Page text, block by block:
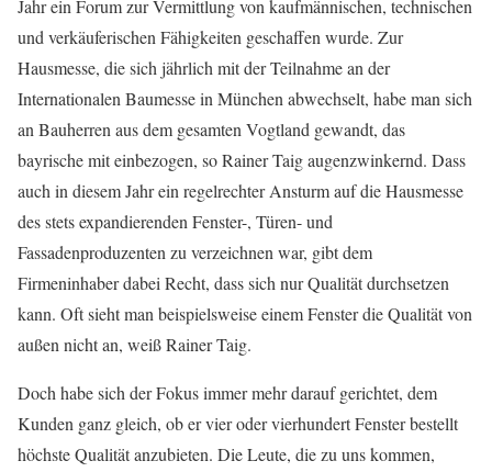
Jahr ein Forum zur Vermittlung von kaufmännischen, technischen
und verkäuferischen Fähigkeiten geschaffen wurde. Zur
Hausmesse, die sich jährlich mit der Teilnahme an der
Internationalen Baumesse in München abwechselt, habe man sich
an Bauherren aus dem gesamten Vogtland gewandt, das
bayrische mit einbezogen, so Rainer Taig augenzwinkernd. Dass
auch in diesem Jahr ein regelrechter Ansturm auf die Hausmesse
des stets expandierenden Fenster-, Türen- und
Fassadenproduzenten zu verzeichnen war, gibt dem
Firmeninhaber dabei Recht, dass sich nur Qualität durchsetzen
kann. Oft sieht man beispielsweise einem Fenster die Qualität von
außen nicht an, weiß Rainer Taig.
Doch habe sich der Fokus immer mehr darauf gerichtet, dem
Kunden ganz gleich, ob er vier oder vierhundert Fenster bestellt
höchste Qualität anzubieten. Die Leute, die zu uns kommen,